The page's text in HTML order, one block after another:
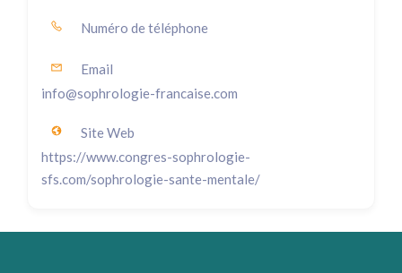
Numéro de téléphone
Email
info@sophrologie-francaise.com
Site Web
https://www.congres-sophrologie-
sfs.com/sophrologie-sante-mentale/